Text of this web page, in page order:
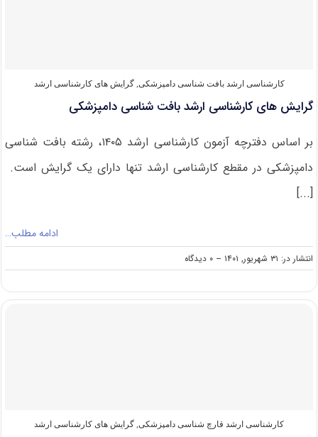
کارشناسی ارشد بافت‌ شناسی دامپزشکی,گرایش های کارشناسی ارشد
گرایش های کارشناسی ارشد بافت شناسی دامپزشکی
بر اساس دفترچه آزمون کارشناسی ارشد ۱۴۰۵، رشته بافت شناسی
دامپزشکی در مقطع کارشناسی ارشد تنها دارای یک گرایش است.
[...]
ادامه مطلب…
انتشار در: ۳۱ شهریور, ۱۴۰۱ -- ۰ دیدگاه
on
گرایش
کارشناسی
کارشناسی ارشد قارچ‌ شناسی دامپزشکی, گرایش های کارشناسی ارشد